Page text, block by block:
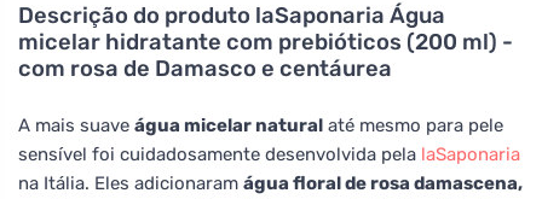
Descrição do produto laSaponaria Água
micelar hidratante com prebióticos (200 ml) -
com rosa de Damasco e centáurea
A mais suave água micelar natural até mesmo para pele
sensível foi cuidadosamente desenvolvida pela laSaponaria
na Itália. Eles adicionaram água floral de rosa damascena,